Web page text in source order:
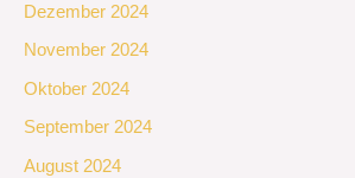
Dezember 2024
November 2024
Oktober 2024
September 2024
August 2024